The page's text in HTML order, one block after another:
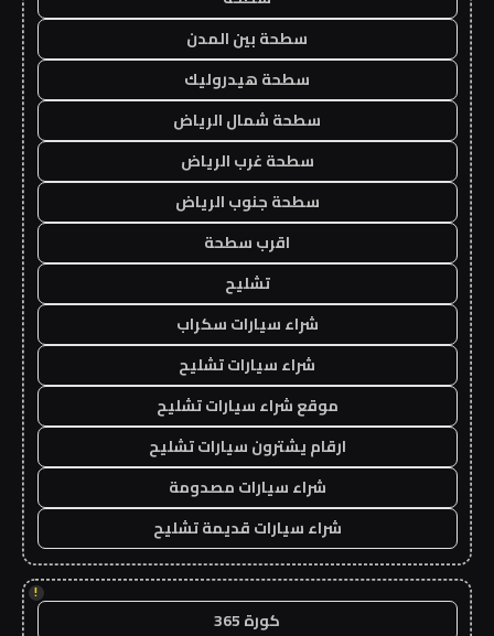
سطحة بين المدن
سطحة هيدروليك
سطحة شمال الرياض
سطحة غرب الرياض
سطحة جنوب الرياض
اقرب سطحة
تشليح
شراء سيارات سكراب
شراء سيارات تشليح
موقع شراء سيارات تشليح
ارقام يشترون سيارات تشليح
شراء سيارات مصدومة
شراء سيارات قديمة تشليح
!
كورة 365